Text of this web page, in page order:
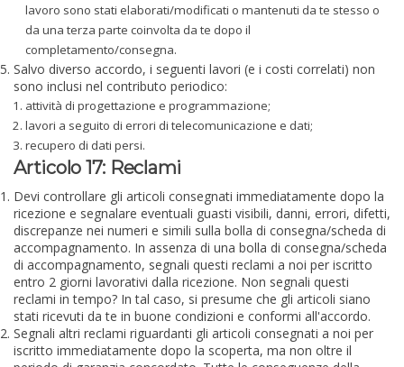
lavoro sono stati elaborati/modificati o mantenuti da te stesso o
da una terza parte coinvolta da te dopo il
completamento/consegna.
Salvo diverso accordo, i seguenti lavori (e i costi correlati) non
sono inclusi nel contributo periodico:
attività di progettazione e programmazione;
lavori a seguito di errori di telecomunicazione e dati;
recupero di dati persi.
Articolo 17: Reclami
Devi controllare gli articoli consegnati immediatamente dopo la
ricezione e segnalare eventuali guasti visibili, danni, errori, difetti,
discrepanze nei numeri e simili sulla bolla di consegna/scheda di
accompagnamento. In assenza di una bolla di consegna/scheda
di accompagnamento, segnali questi reclami a noi per iscritto
entro 2 giorni lavorativi dalla ricezione. Non segnali questi
reclami in tempo? In tal caso, si presume che gli articoli siano
stati ricevuti da te in buone condizioni e conformi all'accordo.
Segnali altri reclami riguardanti gli articoli consegnati a noi per
iscritto immediatamente dopo la scoperta, ma non oltre il